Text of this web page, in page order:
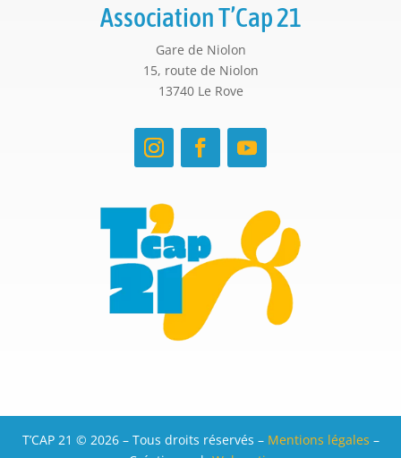
Association T’Cap 21
Gare de Niolon
15, route de Niolon
13740 Le Rove
T’CAP 21 © 2026 – Tous droits réservés – Mentions légales –